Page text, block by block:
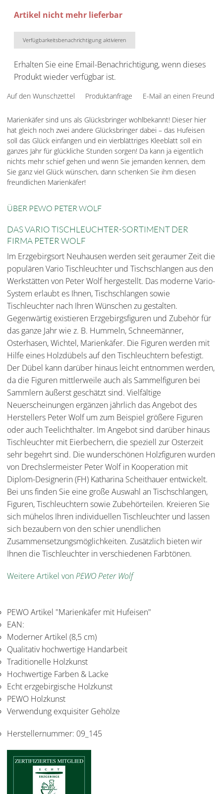
Artikel nicht mehr lieferbar
Verfügbarkeitsbenachrichtigung aktivieren
Erhalten Sie eine Email-Benachrichtigung, wenn dieses
Produkt wieder verfügbar ist.
Auf den Wunschzettel Produktanfrage E-Mail an einen Freund
Marienkäfer sind uns als Glücksbringer wohlbekannt! Dieser hier
hat gleich noch zwei andere Glücksbringer dabei – das Hufeisen
soll das Glück einfangen und ein vierblättriges Kleeblatt soll ein
ganzes Jahr für glückliche Stunden sorgen! Da kann ja eigentlich
nichts mehr schief gehen und wenn Sie jemanden kennen, dem
Sie ganz viel Glück wünschen, dann schenken Sie ihm diesen
freundlichen Marienkäfer!
ÜBER PEWO PETER WOLF
DAS VARIO TISCHLEUCHTER-SORTIMENT DER
FIRMA PETER WOLF
Im Erzgebirgsort Neuhausen werden seit geraumer Zeit die
populären Vario Tischleuchter und Tischschlangen aus den
Werkstätten von Peter Wolf hergestellt. Das moderne Vario-
System erlaubt es Ihnen, Tischschlangen sowie
Tischleuchter nach Ihren Wünschen zu gestalten.
Gegenwärtig existieren Erzgebirgsfiguren und Zubehör für
das ganze Jahr wie z. B. Hummeln, Schneemänner,
Osterhasen, Wichtel, Marienkäfer. Die Figuren werden mit
Hilfe eines Holzdübels auf den Tischleuchtern befestigt.
Der Dübel kann darüber hinaus leicht entnommen werden,
da die Figuren mittlerweile auch als Sammelfiguren bei
Sammlern äußerst geschätzt sind. Vielfältige
Neuerscheinungen ergänzen jährlich das Angebot des
Herstellers Peter Wolf um zum Beispiel größere Figuren
oder auch Teelichthalter. Im Angebot sind darüber hinaus
Tischleuchter mit Eierbechern, die speziell zur Osterzeit
sehr begehrt sind. Die wunderschönen Holzfiguren wurden
von Drechslermeister Peter Wolf in Kooperation mit
Diplom-Designerin (FH) Katharina Scheithauer entwickelt.
Bei uns finden Sie eine große Auswahl an Tischschlangen,
Figuren, Tischleuchtern sowie Zubehörteilen. Kreieren Sie
sich mühelos Ihren individuellen Tischleuchter und lassen
sich bezaubern von den schier unendlichen
Zusammensetzungsmöglichkeiten. Zusätzlich bieten wir
Ihnen die Tischleuchter in verschiedenen Farbtönen.
Weitere Artikel vonPEWO Peter Wolf
PEWO Artikel "Marienkäfer mit Hufeisen"
EAN:
Moderner Artikel (8,5 cm)
Qualitativ hochwertige Handarbeit
Traditionelle Holzkunst
Hochwertige Farben & Lacke
Echt erzgebirgische Holzkunst
PEWO Holzkunst
Verwendung exquisiter Gehölze
Herstellernummer: 09_145